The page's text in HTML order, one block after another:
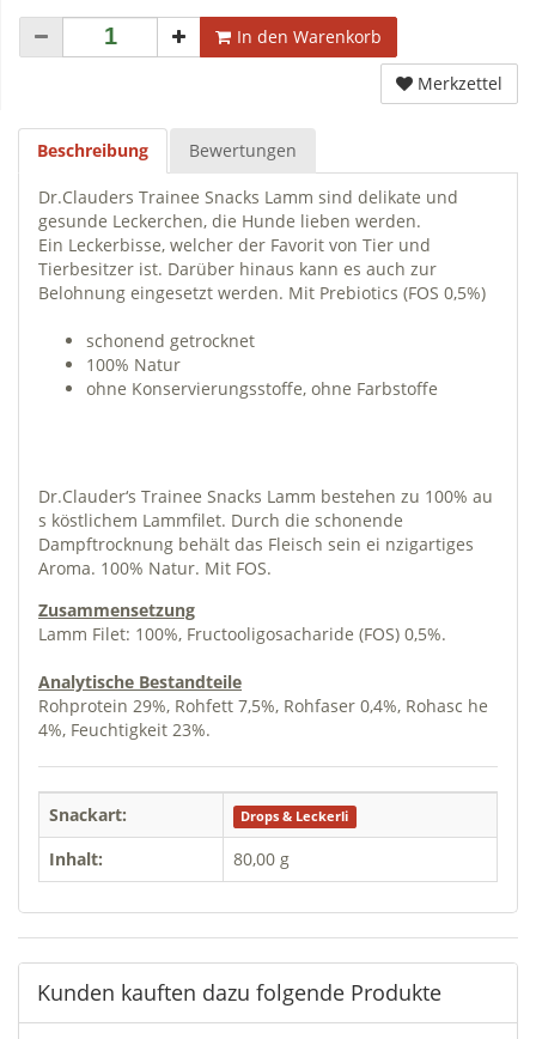
In den Warenkorb
Merkzettel
Beschreibung Bewertungen
Dr.Clauders Trainee Snacks Lamm sind delikate und
gesunde Leckerchen, die Hunde lieben werden.
Ein Leckerbisse, welcher der Favorit von Tier und
Tierbesitzer ist. Darüber hinaus kann es auch zur
Belohnung eingesetzt werden. Mit Prebiotics (FOS 0,5%)
schonend getrocknet
100% Natur
ohne Konservierungsstoffe, ohne Farbstoffe
Dr.Clauder‘s Trainee Snacks Lamm bestehen zu 100% au
s köstlichem Lammfilet. Durch die schonende
Dampftrocknung behält das Fleisch sein ei nzigartiges
Aroma. 100% Natur. Mit FOS.
Zusammensetzung
Lamm Filet: 100%, Fructooligosacharide (FOS) 0,5%.
Analytische Bestandteile
Rohprotein 29%, Rohfett 7,5%, Rohfaser 0,4%, Rohasc he
4%, Feuchtigkeit 23%.
Snackart: Drops & Leckerli
Inhalt: 80,00 g
Kunden kauften dazu folgende Produkte